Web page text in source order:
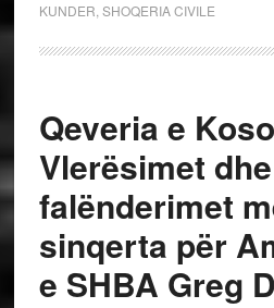
KUNDER SHOQERIA CIVILE
Qeveria e
Vlerësimet dhe
falënderimet
sinqerta për
e SHBA Greg